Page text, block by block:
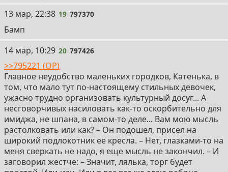
19
13 мар, 22:38 19 797370
Бамп
20
14 мар, 10:29 20 797426
>>795221 (OP)
Главное неудобство маленьких городков, Катенька, в
том, что мало тут по-настоящему стильных девочек,
ужасно трудно организовать культурный досуг... А
несговорчивых насиловать как-то оскорбительно для
имиджа, не шпана, в самом-то деле... Вам мою мысль
растолковать или как? – Он подошел, присел на
широкий подлокотник ее кресла. – Нет, глазками-то на
меня сверкать не надо, я еще мысль не закончил. – И
заговорил жестче: – Значит, лялька, торг будет